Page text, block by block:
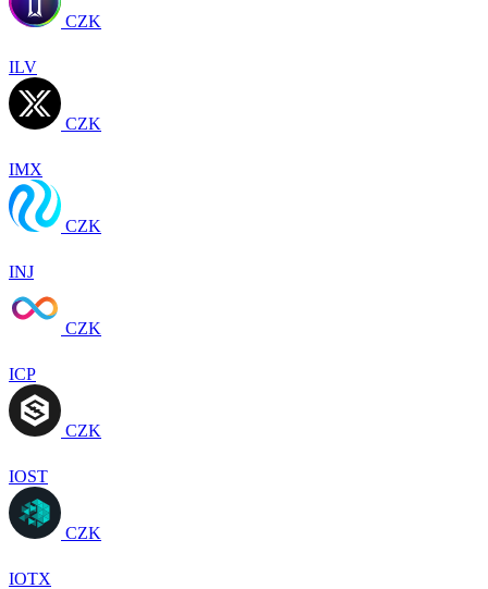
CZK
ILV
CZK
IMX
CZK
INJ
CZK
ICP
CZK
IOST
CZK
IOTX